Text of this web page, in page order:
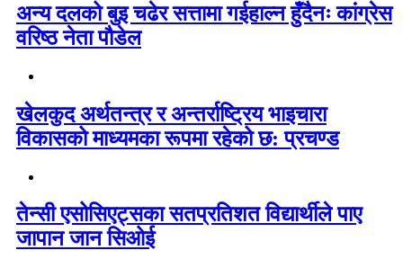
अन्य दलको बुइ चढेर सत्तामा गईहाल्न हुँदैनः कांग्रेस
वरिष्ठ नेता पौडेल
खेलकुद अर्थतन्त्र र अन्तर्राष्ट्रिय भाइचारा
विकासको माध्यमका रूपमा रहेको छ: प्रचण्ड
तेन्सी एसोसिएट्सका सतप्रतिशत विद्यार्थीले पाए
जापान जान सिओई